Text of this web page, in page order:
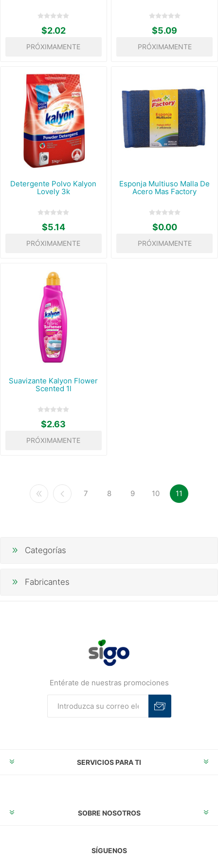
$2.02
PRÓXIMAMENTE
$5.09
PRÓXIMAMENTE
Detergente Polvo Kalyon
Lovely 3k
$5.14
PRÓXIMAMENTE
Esponja Multiuso Malla De
Acero Mas Factory
$0.00
PRÓXIMAMENTE
Suavizante Kalyon Flower
Scented 1l
$2.63
PRÓXIMAMENTE
7 8 9 10 11
Categorías
Fabricantes
Entérate de nuestras promociones
SERVICIOS PARA TI
SOBRE NOSOTROS
SÍGUENOS